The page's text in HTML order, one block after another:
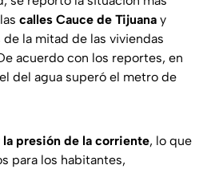
calles Cauce de Tijuana y
de la mitad de las viviendas
acuerdo con los reportes, en
del agua superó el metro de
la presión de la corriente, lo que
para los habitantes,